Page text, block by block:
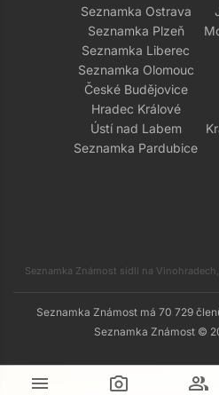
menu camera_alt group
Seznamka Ostrava
Seznamka Plzeň
Seznamka Liberec
Seznamka Olomouc
České Budějovice
Hradec Králové
Ústí nad Labem
Seznamka Pardubice
Seznamka Známost sídlí na
Seznamka Známost má 70 729
Seznamka Známost ©